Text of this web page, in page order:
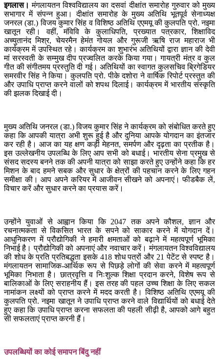
इगलास। मंगलायतन विश्वविद्यालय का दसवां दीक्षांत समारोह गुरुवार को मुख्य
सभागार में संपन्न हुआ। दीक्षांत समारोह के मुख्य अतिथि भूतपूर्व सेनाध्यक्ष
जनरल (डा.) विजय कुमार सिंह व विशिष्ठ अतिथि एएमयू की कुलपति प्रो. नइमा
खातून रही। वहीं, मंविवि के कुलाधिपति, प्रख्यात पत्रकार, शिक्षाविद
अच्युतानंद मिश्र, चेयरमैन हेमंत गोयल और गुरूजी ऋषि राज महाराज भी
कार्यक्रम में उपस्थित रहे। कार्यक्रम का शुभारंभ अतिथियों द्वारा ज्ञान की देवी
मां सरस्वती के सम्मुख दीप प्रज्वलित करके किया गया। गायत्री मंत्र व कुल
गीत की संगीतमय प्रस्तुति दी गई। अतिथियों का स्वागत कुलसचिव ब्रिगेडियर
समरवीर सिंह ने किया। कुलपति प्रो. पीके दशोरा ने वार्षिक रिपोर्ट प्रस्तुत की
और उपाधि प्राप्त करने वालों को शपथ दिलाई। कार्यक्रम में भारतीय संस्कृति
की झलक दिखाई दी।
मुख्य अतिथि जनरल (डा.) विजय कुमार सिंह ने कार्यक्रम को संबोधित करते हुए
कहा कि आपकी यात्रा अभी शुरू हुई है और दुनिया आपके योगदान का इंतजार
कर रही है। आज का यह क्षण कड़ी मेहनत, समर्पण और दृढ़ता का प्रतीक है।
इस उल्लेखनीय उपलब्धि के लिए आप सभी को बधाई। भारतीय सेना प्रमुख से
संसद सदस्य बनने तक की अपनी यात्रा को साझा करते हुए उन्होंने कहा कि हर
मिशन के बाद हमने सबक और सुधार के क्षेत्रों की पहचान करने के लिए गहन
समीक्षा की। आप अपने करियर में आजीवन सीखने को अपनाएं। फीडबैक लें,
विचार करें और सुधार करने का प्रयास करें।
उन्होंने युवाओं से आह्वान किया कि 2047 तक अपने कौशल, ज्ञान और
रचनात्मकता से विकसित भारत के सपने को साकार करने में योगदान दें।
आधुनिकरण में प्रौद्योगिकी ने हमारी क्षमताओं को बढ़ाने में महत्वपूर्ण भूमिका
निभाई है। प्रौद्योगिकी को अपनाएं और नवाचार करें। मंगलायतन विश्वविद्यालय
की शोध के प्रति प्रतिबद्धता इसके 418 शोध पत्रों और 21 पेटेंट से स्पष्ट है।
मंगलायतन सामाजिक-आर्थिक रूप से पिछड़े लोगों की सेवा करने में महत्वपूर्ण
भूमिका निभाता है। छात्रवृत्ति व निःशुल्क शिक्षा प्रदान करने, विशेष रूप से
बालिकाओं के लिए सराहनीय हैं। इस तरह की पहल उच्च शिक्षा के लिए सकल
नामांकन लक्ष्यों को प्राप्त करने में मदद करती है। विशिष्ठ अतिथि एएमयू की
कुलपति प्रो. नइमा खातून ने उपाधि प्राप्त करने वाले विद्यार्थियों को बधाई देते
हुए कहा कि उपाधि प्राप्त करना सफलता की पहली सीढ़ी है, आपको आगे बहुत
सी सफलताएं प्राप्त करनी हैं।
उपलब्धियों का कोई समापन बिंदु नहीं